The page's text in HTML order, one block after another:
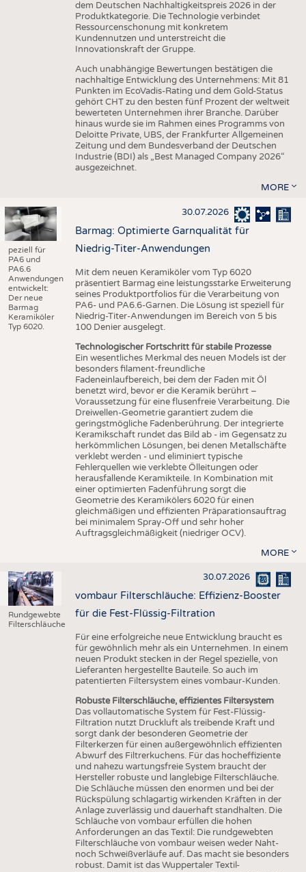
dem Deutschen Nachhaltigkeitspreis 2026 in der
Produktkategorie. Die Technologie verbindet
Ressourcenschonung mit konkretem
Kundennutzen und unterstreicht die
Innovationskraft der Gruppe.
Auch unabhängige Bewertungen bestätigen die
nachhaltige Entwicklung des Unternehmens: Mit 81
Punkten im EcoVadis-Rating und dem Gold-Status
gehört CHT zu den besten fünf Prozent der weltweit
bewerteten Unternehmen ihrer Branche. Darüber
hinaus wurde sie im Rahmen eines Programms von
Deloitte Private, UBS, der Frankfurter Allgemeinen
Zeitung und dem Bundesverband der Deutschen
Industrie (BDI) als „Best Managed Company 2026“
ausgezeichnet.
MORE
peziell für
PA6 und
PA6.6
Anwendungen
entwickelt:
Der neue
Barmag
Keramiköler
Typ 6020.
30.07.2026
Barmag: Optimierte Garnqualität für
Niedrig-Titer-Anwendungen
Mit dem neuen Keramiköler vom Typ 6020
präsentiert Barmag eine leistungsstarke Erweiterung
seines Produktportfolios für die Verarbeitung von
PA6- und PA6.6-Garnen. Die Lösung ist speziell für
Niedrig-Titer-Anwendungen im Bereich von 5 bis
100 Denier ausgelegt.
Technologischer Fortschritt für stabile Prozesse
Ein wesentliches Merkmal des neuen Models ist der
besonders filament-freundliche
Fadeneinlaufbereich, bei dem der Faden mit Öl
benetzt wird, bevor er die Keramik berührt –
Voraussetzung für eine flusenfreie Verarbeitung. Die
Dreiwellen-Geometrie garantiert zudem die
geringstmögliche Fadenberührung. Der integrierte
Keramikschaft rundet das Bild ab - im Gegensatz zu
herkömmlichen Lösungen, bei denen Metallschäfte
verklebt werden - und eliminiert typische
Fehlerquellen wie verklebte Ölleitungen oder
herausfallende Keramikteile. In Kombination mit
einer optimierten Fadenführung sorgt die
Geometrie des Keramikölers 6020 für einen
gleichmäßigen und effizienten Präparationsauftrag
bei minimalem Spray-Off und sehr hoher
Auftragsgleichmäßigkeit (niedriger OCV).
MORE
Rundgewebte
Filterschläuche
30.07.2026
vombaur Filterschläuche: Effizienz-Booster
für die Fest-Flüssig-Filtration
Für eine erfolgreiche neue Entwicklung braucht es
für gewöhnlich mehr als ein Unternehmen. In einem
neuen Produkt stecken in der Regel spezielle, von
Lieferanten hergestellte Bauteile. So auch im
patentierten Filtersystem eines vombaur-Kunden.
Robuste Filterschläuche, effizientes Filtersystem
Das vollautomatische System für Fest-Flüssig-
Filtration nutzt Druckluft als treibende Kraft und
sorgt dank der besonderen Geometrie der
Filterkerzen für einen außergewöhnlich effizienten
Abwurf des Filtrerkuchens. Für das hocheffiziente
und nahezu wartungsfreie System braucht der
Hersteller robuste und langlebige Filterschläuche.
Die Schläuche müssen den enormen und bei der
Rückspülung schlagartig wirkenden Kräften in der
Anlage zuverlässig und dauerhaft standhalten. Die
Schläuche von vombaur erfüllen die hohen
Anforderungen an das Textil: Die rundgewebten
Filterschläuche von vombaur weisen weder Naht-
noch Schweißverläufe auf. Das macht sie besonders
robust. Damit ist das Wuppertaler Textil-